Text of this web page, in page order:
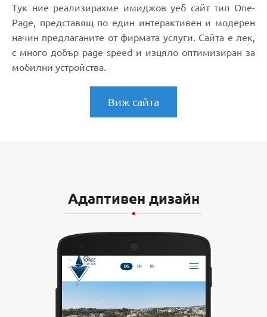
Тук ние реализирахме имиджов уеб сайт тип One-
Page, представящ по един интерактивен и модерен
начин предлаганите от фирмата услуги. Сайта е лек,
с много добър page speed и изцяло оптимизиран за
мобилни устройства.
Виж сайта
Адаптивен дизайн